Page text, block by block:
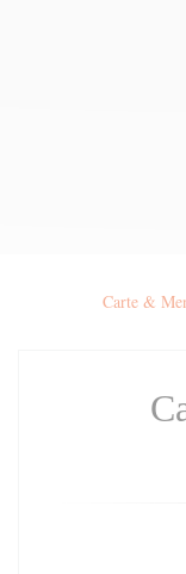
Carte &